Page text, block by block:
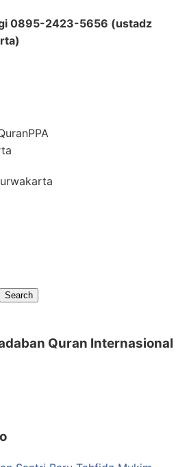
0895-2423-5656 (ustadz
Quran Internasional